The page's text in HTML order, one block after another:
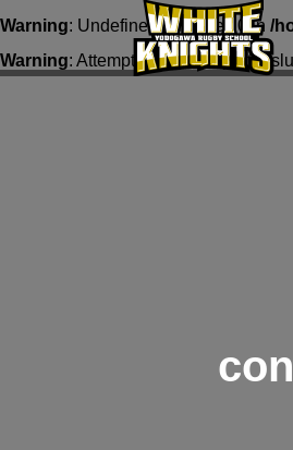
Warning: Undefined array key 0 in /
Warning: Attempt to read property